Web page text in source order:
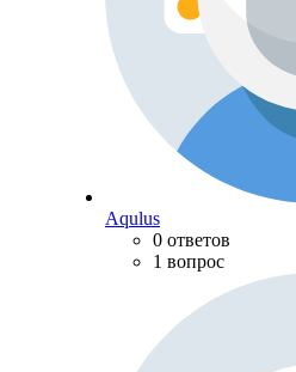
Aqulus
0 ответов
1 вопрос